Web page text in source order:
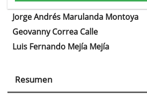
Contenido
principal
artículo
Jorge Andrés Marulanda Montoya
Geovanny Correa Calle
Luis Fernando Mejía Mejía
Resumen